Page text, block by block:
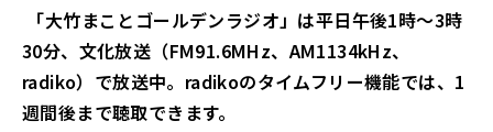
「大竹まことゴールデンラジオ」は平日午後1時～3時
30分、文化放送（FM91.6MHz、AM1134kHz、
radiko）で放送中。radikoのタイムフリー機能では、1
週間後まで聴取できます。